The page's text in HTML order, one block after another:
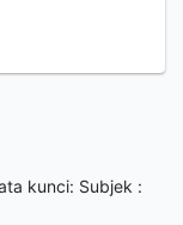
kunci: Subjek :